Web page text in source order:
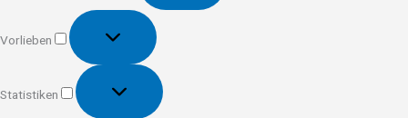
Vorlieben
Vorlieben
Statistiken
Statistiken